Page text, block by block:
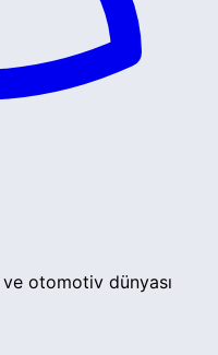
otomotiv dünyası